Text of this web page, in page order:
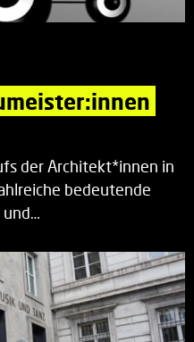
der Architekt*innen in
bedeutende
und…